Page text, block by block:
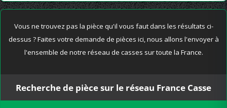
Vous ne trouvez pas la pièce qu'il vous faut dans les résultats ci-
dessus ? Faites votre demande de pièces ici, nous allons l'envoyer à
l'ensemble de notre réseau de casses sur toute la France.
Recherche de pièce sur le réseau France Casse